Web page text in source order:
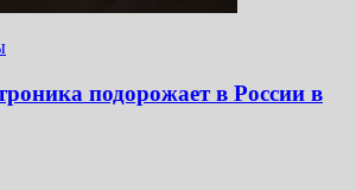
подорожает в России в